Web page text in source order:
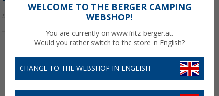
Sortieren:
WELCOME TO THE BERGER CAMPING
WEBSHOP!
You are currently on www.fritz-berger.at.
Would you rather switch to the store in English?
CHANGE TO THE WEBSHOP IN ENGLISH